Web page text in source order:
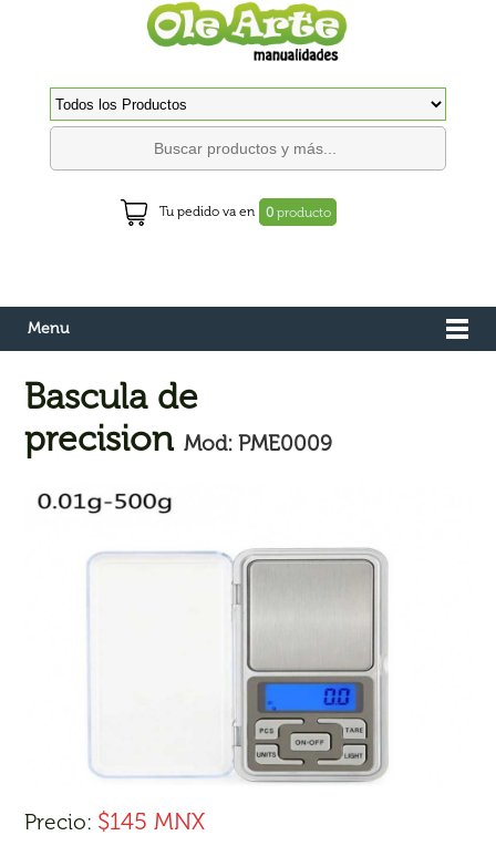
Tu pedido va en 0 producto
Menu
Bascula de
precision Mod: PME0009
Precio: $145 MNX